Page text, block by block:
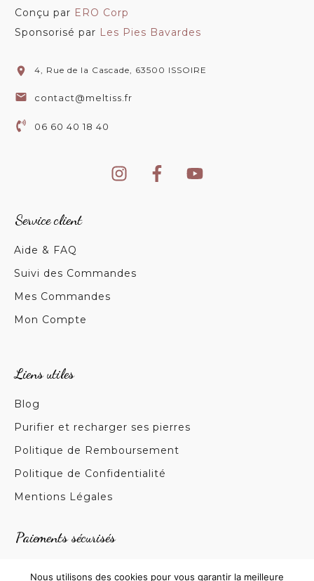
Conçu par ERO Corp
Sponsorisé par Les Pies Bavardes
4, Rue de la Cascade, 63500 ISSOIRE
contact@meltiss.fr
06 60 40 18 40
Service client
Aide & FAQ
Suivi des Commandes
Mes Commandes
Mon Compte
Liens utiles
Blog
Purifier et recharger ses pierres
Politique de Remboursement
Politique de Confidentialité
Mentions Légales
Paiements sécurisés
Nous utilisons des cookies pour vous garantir la meilleure